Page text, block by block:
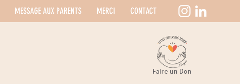
MESSAGE AUX PARENTS MERCI CONTACT
Faire un Don